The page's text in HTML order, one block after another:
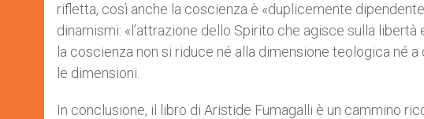
rifletta, così anche la coscienza è «duplicemente
dinamismi: «l’attrazione dello Spirito che agisce sulla
la coscienza non si riduce né alla dimensione teologica né
le dimensioni.
In conclusione, il libro di Aristide Fumagalli è un cammino